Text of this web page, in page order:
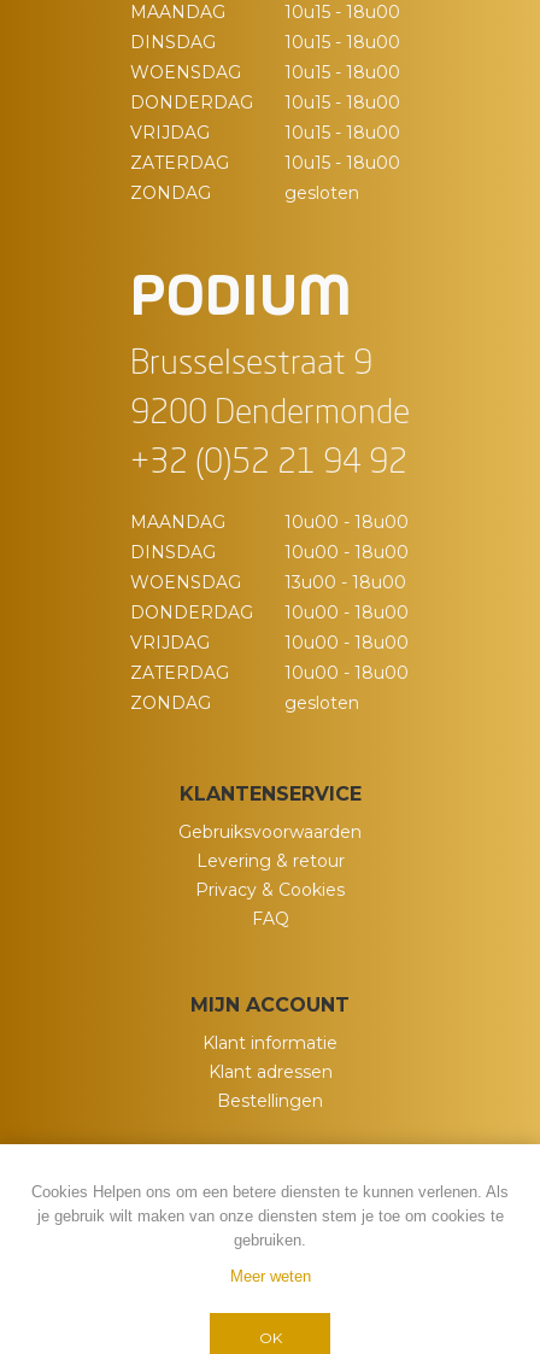
MAANDAG
10u15 - 18u00
DINSDAG
10u15 - 18u00
WOENSDAG
10u15 - 18u00
DONDERDAG
10u15 - 18u00
VRIJDAG
10u15 - 18u00
ZATERDAG
10u15 - 18u00
ZONDAG
gesloten
PODIUM
Brusselsestraat 9
9200 Dendermonde
+32 (0)52 21 94 92
MAANDAG
10u00 - 18u00
DINSDAG
10u00 - 18u00
WOENSDAG
13u00 - 18u00
DONDERDAG
10u00 - 18u00
VRIJDAG
10u00 - 18u00
ZATERDAG
10u00 - 18u00
ZONDAG
gesloten
KLANTENSERVICE
Gebruiksvoorwaarden
Levering & retour
Privacy & Cookies
FAQ
MIJN ACCOUNT
Klant informatie
Klant adressen
Bestellingen
Copyright ; 2026 My Wish. Alle rechten
Cookies Helpen ons om een betere diensten te kunnen verlenen. Als
je gebruik wilt maken van onze diensten stem je toe om cookies te
gebruiken.
Meer weten
OK